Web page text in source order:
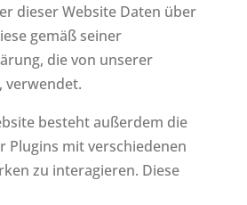
dieser Website Daten über
gemäß seiner
die von unserer
verwendet.
besteht außerdem die
Plugins mit verschiedenen
zu interagieren. Diese